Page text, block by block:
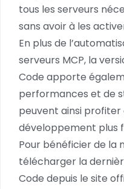
tous les serveurs
sans avoir à les
En plus de
serveurs MCP, la
Code apporte
performances et de
peuvent ainsi profiter
développement plus
Pour bénéficier de la
télécharger la
Code depuis le site